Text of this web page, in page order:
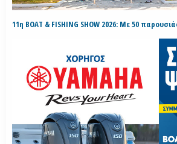
11η BOAT & FISHING SHOW 2026: Με 50